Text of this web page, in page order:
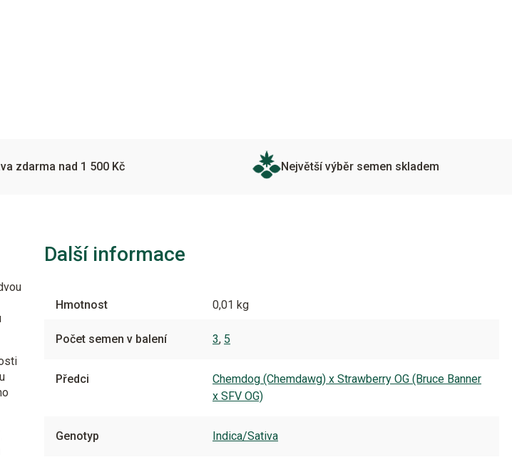
zdarma nad 1 500 Kč Největší výběr semen skladem
Další informace
Hmotnost 0,01 kg
Počet semen v balení 3, 5
Předci
Chemdog (Chemdawg) x Strawberry OG (Bruce Banner
x SFV OG)
Genotyp Indica/Sativa